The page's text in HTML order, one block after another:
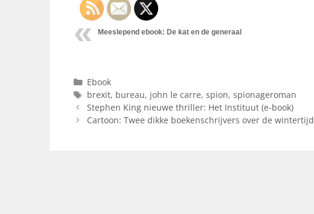
Meeslepend ebook: De kat en de generaal
Categorieën
Ebook
Tags
brexit, bureau, john le carre, spion, spionageroman
Stephen King nieuwe thriller: Het Instituut (e-book)
Cartoon: Twee dikke boekenschrijvers over de wintertijd